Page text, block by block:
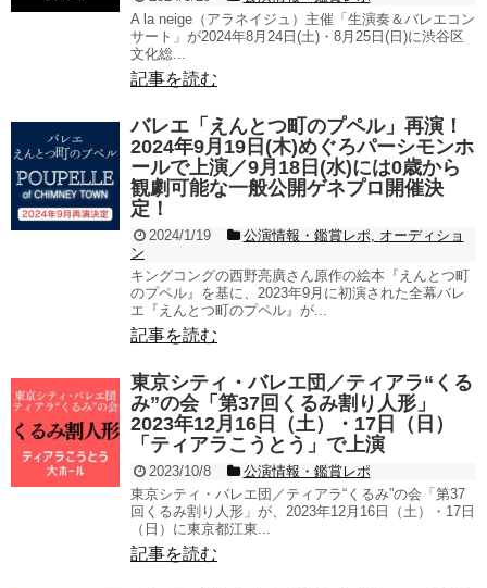
A la neige（アラネイジュ）主催「生演奏＆バレエコン
サート」が2024年8月24日(土)・8月25日(日)に渋谷区
文化総...
記事を読む
バレエ「えんとつ町のプペル」再演！
2024年9月19日(木)めぐろパーシモンホ
ールで上演／9月18日(水)には0歳から
観劇可能な一般公開ゲネプロ開催決
定！
2024/1/19 公演情報・鑑賞レポ
オーディショ
ン
キングコングの西野亮廣さん原作の絵本『えんとつ町
のプペル』を基に、2023年9月に初演された全幕バレ
エ『えんとつ町のプペル』が...
記事を読む
東京シティ・バレエ団／ティアラ“くる
み”の会「第37回くるみ割り人形」
2023年12月16日（土）・17日（日）
「ティアラこうとう」で上演
2023/10/8
公演情報・鑑賞レポ
東京シティ・バレエ団／ティアラ“くるみ”の会「第37
回くるみ割り人形」が、2023年12月16日（土）・17日
（日）に東京都江東...
記事を読む